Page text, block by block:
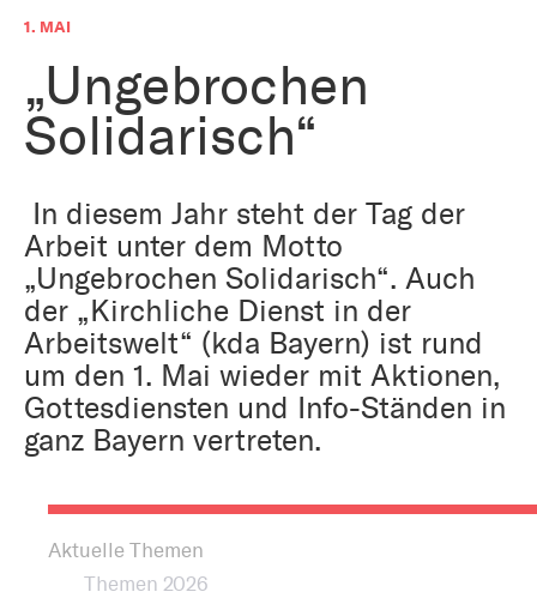
1. MAI
„Ungebrochen
Solidarisch“
In diesem Jahr steht der Tag der
Arbeit unter dem Motto
„Ungebrochen Solidarisch“. Auch
der „Kirchliche Dienst in der
Arbeitswelt“ (kda Bayern) ist rund
um den 1. Mai wieder mit Aktionen,
Gottesdiensten und Info-Ständen in
ganz Bayern vertreten.
Aktuelle Themen
Themen 2026
Kirche und Geld
Reformprozess PUK
Kirchenjahr
Ökumene
Religion in der Schule
Kunst
Bildung und Gesellschaft
Tourismus
Weltanschauungsfragen
Gegen Rechtsextremismus